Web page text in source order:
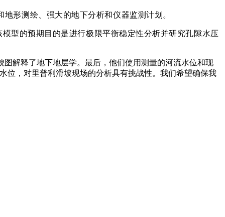
地形测绘、强大的地下分析和仪器监测计划。
型的预期目的是进行极限平衡稳定性分析并研究孔隙水压
解释了地下地层学。最后，他们使用测量的河流水位和现
位，对里普利滑坡现场的分析具有挑战性。我们希望确保我